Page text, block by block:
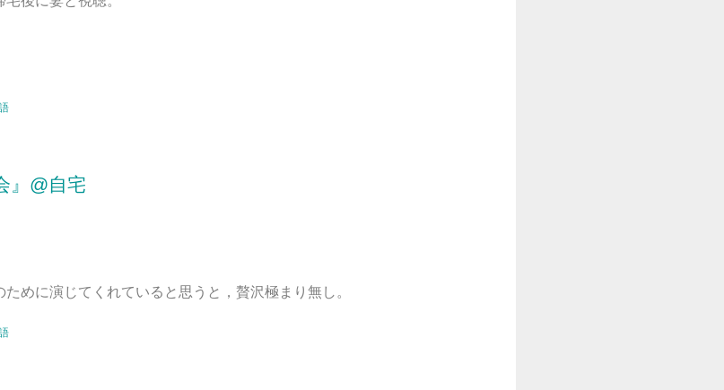
』@自宅
めに演じてくれていると思うと，贅沢極まり無し。